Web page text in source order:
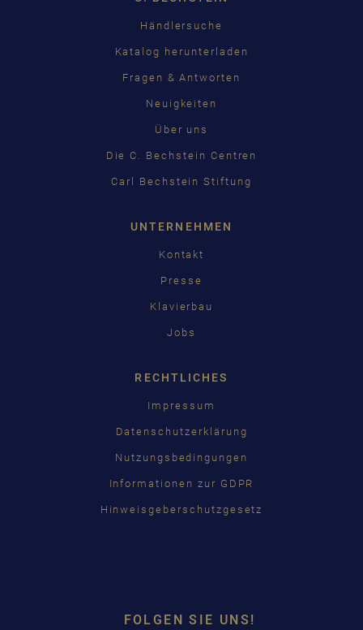
Händlersuche
Katalog herunterladen
Fragen & Antworten
Neuigkeiten
Über uns
Die C. Bechstein Centren
Carl Bechstein Stiftung
UNTERNEHMEN
Kontakt
Presse
Klavierbau
Jobs
RECHTLICHES
Impressum
Datenschutzerklärung
Nutzungsbedingungen
Informationen zur GDPR
Hinweisgeberschutzgesetz
FOLGEN SIE UNS!